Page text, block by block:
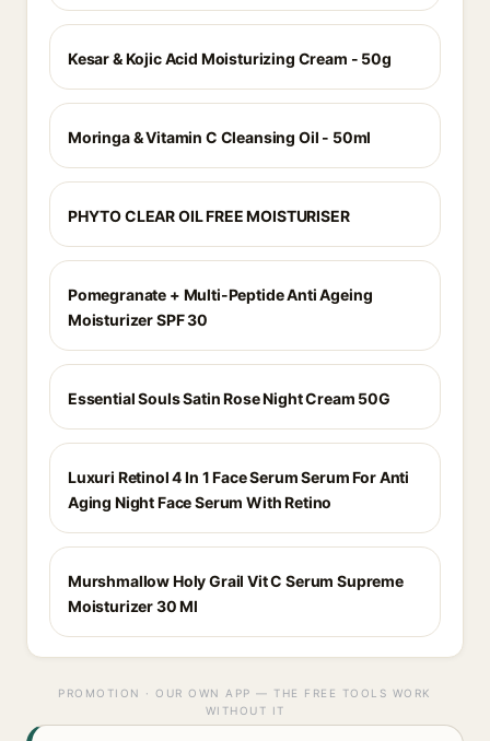
Kesar & Kojic Acid Moisturizing Cream - 50g
Moringa & Vitamin C Cleansing Oil - 50ml
PHYTO CLEAR OIL FREE MOISTURISER
Pomegranate + Multi-Peptide Anti Ageing
Moisturizer SPF 30
Essential Souls Satin Rose Night Cream 50G
Luxuri Retinol 4 In 1 Face Serum Serum For Anti
Aging Night Face Serum With Retino
Murshmallow Holy Grail Vit C Serum Supreme
Moisturizer 30 Ml
PROMOTION · OUR OWN APP — THE FREE TOOLS WORK
WITHOUT IT